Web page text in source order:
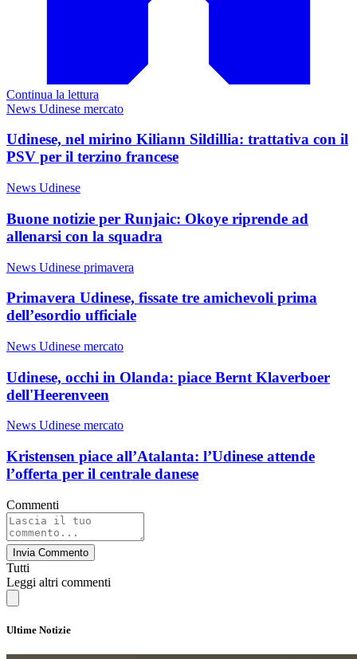
Continua la lettura
News Udinese mercato
Udinese, nel mirino Kiliann Sildillia: trattativa con il
PSV per il terzino francese
News Udinese
Buone notizie per Runjaic: Okoye riprende ad
allenarsi con la squadra
News Udinese primavera
Primavera Udinese, fissate tre amichevoli prima
dell’esordio ufficiale
News Udinese mercato
Udinese, occhi in Olanda: piace Bernt Klaverboer
dell'Heerenveen
News Udinese mercato
Kristensen piace all’Atalanta: l’Udinese attende
l’offerta per il centrale danese
Commenti
Invia Commento
Tutti
Leggi altri commenti
Ultime Notizie